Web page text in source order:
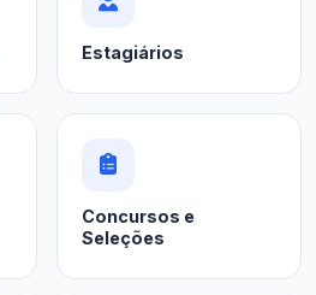
Estagiários
Concursos e
Seleções